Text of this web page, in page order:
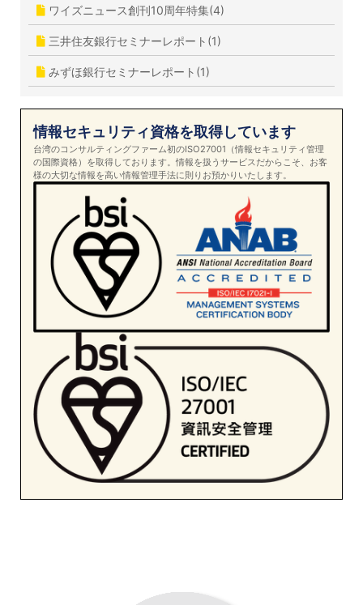
ワイズニュース創刊10周年特集(4)
三井住友銀行セミナーレポート(1)
みずほ銀行セミナーレポート(1)
情報セキュリティ資格を取得しています
台湾のコンサルティングファーム初のISO27001（情報セキュリティ管理
の国際資格）を取得しております。情報を扱うサービスだからこそ、お客
様の大切な情報を高い情報管理手法に則りお預かりいたします。